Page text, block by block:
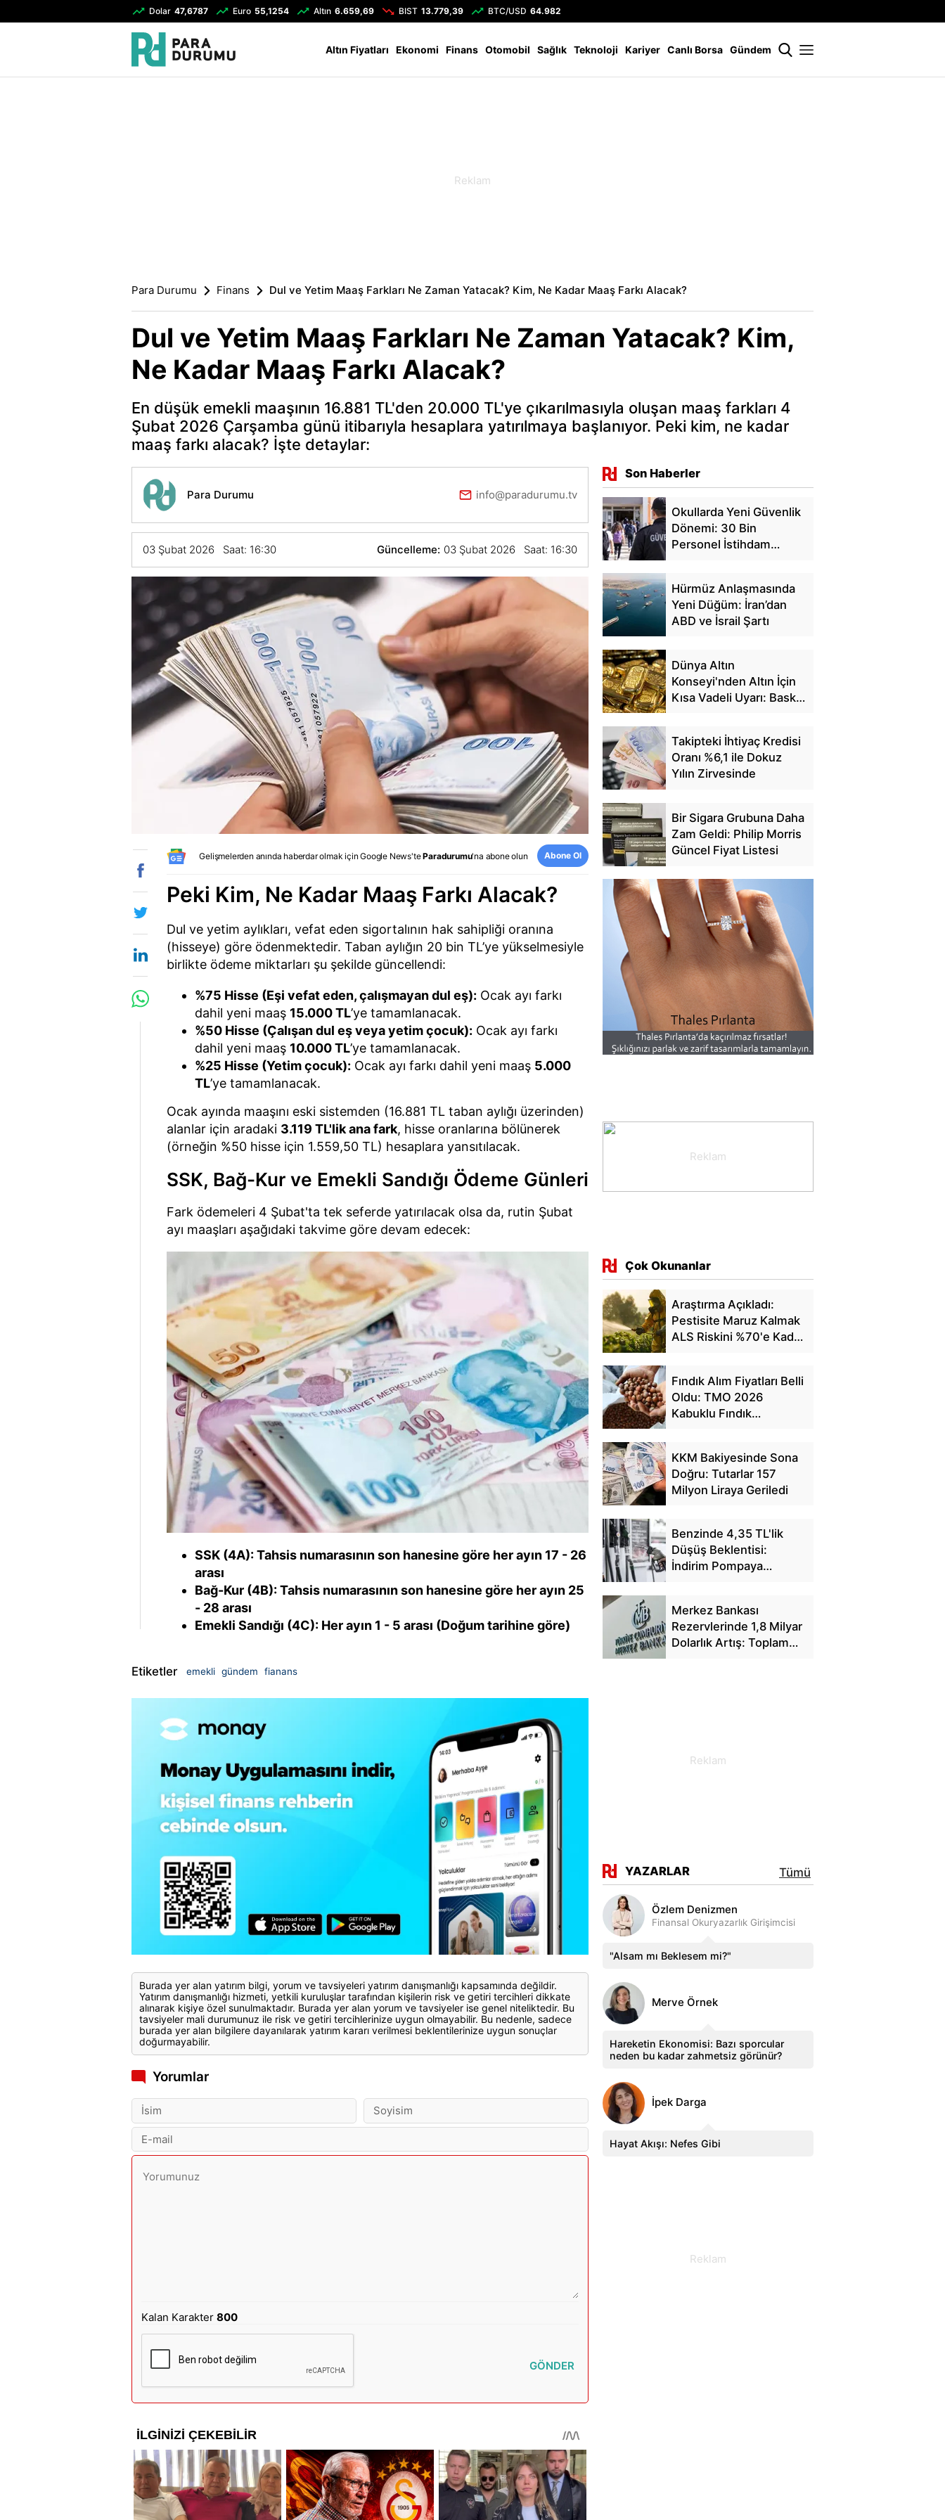
Dolar 47,6787 Euro 55,1254 Altın 6.659,69 BIST 13.779,39 BTC/USD 64.982
Altın Fiyatları Ekonomi Finans Otomobil Sağlık Teknoloji Kariyer Canlı Borsa Gündem
Para Durumu Finans Dul ve Yetim Maaş Farkları Ne Zaman Yatacak? Kim, Ne Kadar Maaş Farkı Alacak?
Dul ve Yetim Maaş Farkları Ne Zaman Yatacak? Kim,
Ne Kadar Maaş Farkı Alacak?
En düşük emekli maaşının 16.881 TL'den 20.000 TL'ye çıkarılmasıyla oluşan maaş farkları 4
Şubat 2026 Çarşamba günü itibarıyla hesaplara yatırılmaya başlanıyor. Peki kim, ne kadar
maaş farkı alacak? İşte detaylar:
Para Durumu info@paradurumu.tv
03 Şubat 2026 Saat: 16:30 Güncelleme: 03 Şubat 2026 Saat: 16:30
Gelişmelerden anında haberdar olmak içinGoogle News'teParadurumu'na abone olun Abone Ol
Peki Kim, Ne Kadar Maaş Farkı Alacak?
Dul ve yetim aylıkları, vefat eden sigortalının hak sahipliği oranına
(hisseye) göre ödenmektedir. Taban aylığın 20 bin TL’ye yükselmesiyle
birlikte ödeme miktarları şu şekilde güncellendi:
%75 Hisse (Eşi vefat eden, çalışmayan dul eş): Ocak ayı farkı
dahil yeni maaş 15.000 TL’ye tamamlanacak.
%50 Hisse (Çalışan dul eş veya yetim çocuk): Ocak ayı farkı
dahil yeni maaş 10.000 TL’ye tamamlanacak.
%25 Hisse (Yetim çocuk): Ocak ayı farkı dahil yeni maaş 5.000
TL’ye tamamlanacak.
Ocak ayında maaşını eski sistemden (16.881 TL taban aylığı üzerinden)
alanlar için aradaki 3.119 TL'lik ana fark, hisse oranlarına bölünerek
(örneğin %50 hisse için 1.559,50 TL) hesaplara yansıtılacak.
SSK, Bağ-Kur ve Emekli Sandığı Ödeme Günleri
Fark ödemeleri 4 Şubat'ta tek seferde yatırılacak olsa da, rutin Şubat
ayı maaşları aşağıdaki takvime göre devam edecek:
SSK (4A): Tahsis numarasının son hanesine göre her ayın 17 - 26
arası
Bağ-Kur (4B): Tahsis numarasının son hanesine göre her ayın 25
- 28 arası
Emekli Sandığı (4C): Her ayın 1 - 5 arası (Doğum tarihine göre)
Etiketler emekli gündem fianans
Burada yer alan yatırım bilgi, yorum ve tavsiyeleri yatırım danışmanlığı kapsamında değildir.
Yatırım danışmanlığı hizmeti, yetkili kuruluşlar tarafından kişilerin risk ve getiri tercihleri dikkate
alınarak kişiye özel sunulmaktadır. Burada yer alan yorum ve tavsiyeler ise genel niteliktedir. Bu
tavsiyeler mali durumunuz ile risk ve getiri tercihlerinize uygun olmayabilir. Bu nedenle, sadece
burada yer alan bilgilere dayanılarak yatırım kararı verilmesi beklentilerinize uygun sonuçlar
doğurmayabilir.
Yorumlar
Kalan Karakter800
GÖNDER
Son Haberler
Okullarda Yeni Güvenlik
Dönemi: 30 Bin
Personel İstihdam
Hürmüz Anlaşmasında
Yeni Düğüm: İran’dan
ABD ve İsrail Şartı
Dünya Altın
Konseyi'nden Altın İçin
Kısa Vadeli Uyarı: Baskı
Takipteki İhtiyaç Kredisi
Oranı %6,1 ile Dokuz
Yılın Zirvesinde
Bir Sigara Grubuna Daha
Zam Geldi: Philip Morris
Güncel Fiyat Listesi
Çok Okunanlar
Araştırma Açıkladı:
Pestisite Maruz Kalmak
ALS Riskini %70'e Kadar
Fındık Alım Fiyatları Belli
Oldu: TMO 2026
Kabuklu Fındık
KKM Bakiyesinde Sona
Doğru: Tutarlar 157
Milyon Liraya Geriledi
Benzinde 4,35 TL'lik
Düşüş Beklentisi:
İndirim Pompaya
Merkez Bankası
Rezervlerinde 1,8 Milyar
Dolarlık Artış: Toplam
YAZARLAR Tümü
Özlem Denizmen
Finansal Okuryazarlık Girişimcisi
"Alsam mı Beklesem mi?"
Merve Örnek
Hareketin Ekonomisi: Bazı sporcular
neden bu kadar zahmetsiz görünür?
İpek Darga
Hayat Akışı: Nefes Gibi